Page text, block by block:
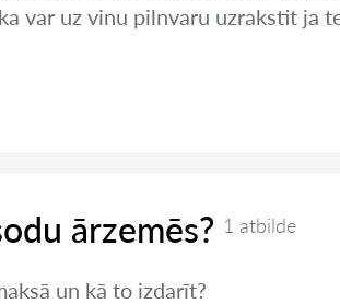
var uz vinu pilnvaru uzrakstit ja
ārzemēs? 1 atbilde
un kā to izdarīt?